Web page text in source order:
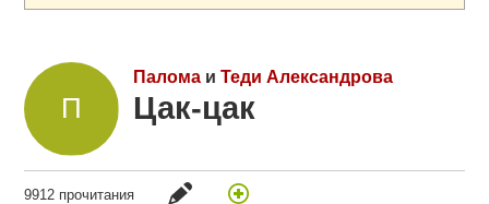
Паломаи Теди Александрова
Цак-цак
9912 прочитания